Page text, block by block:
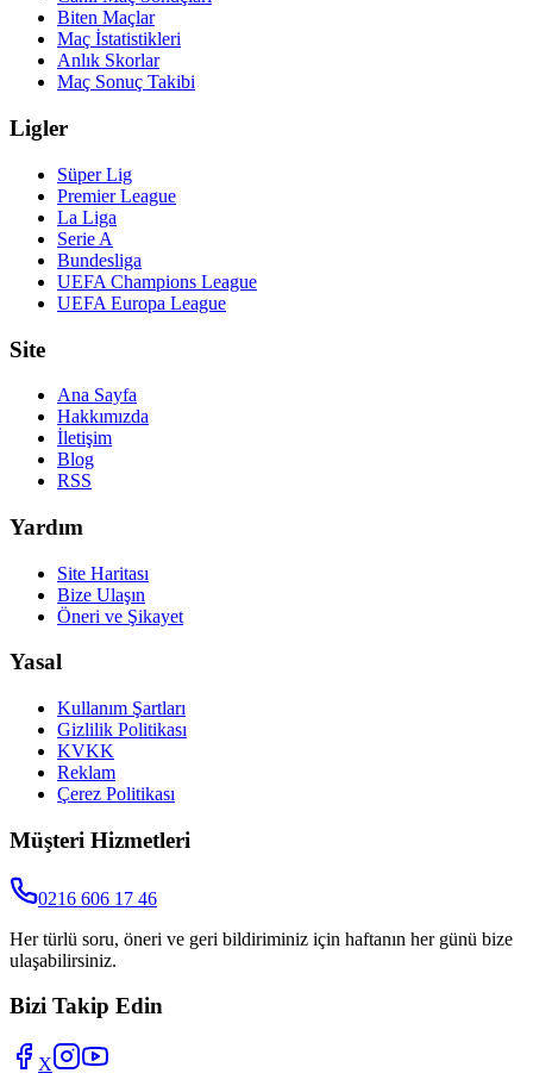
Biten Maçlar
Maç İstatistikleri
Anlık Skorlar
Maç Sonuç Takibi
Ligler
Süper Lig
Premier League
La Liga
Serie A
Bundesliga
UEFA Champions League
UEFA Europa League
Site
Ana Sayfa
Hakkımızda
İletişim
Blog
RSS
Yardım
Site Haritası
Bize Ulaşın
Öneri ve Şikayet
Yasal
Kullanım Şartları
Gizlilik Politikası
KVKK
Reklam
Çerez Politikası
Müşteri Hizmetleri
0216 606 17 46
Her türlü soru, öneri ve geri bildiriminiz için haftanın her günü bize
ulaşabilirsiniz.
Bizi Takip Edin
X